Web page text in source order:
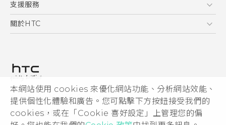
本網站使用 cookies 來優化網站功能、分析網站效能、
提供個性化體驗和廣告。您可點擊下方按鈕接受我們的
cookies，或在「Cookie 喜好設定」上管理您的偏
區塊鍊手機
HTC Dev
HTC Research
支援服務
服務中心
關於HTC
私隱政策
產品安全
加入HTC
Security and Privacy Whitepaper
© 2011-2026 HTC Corporation
HTC 法律文件